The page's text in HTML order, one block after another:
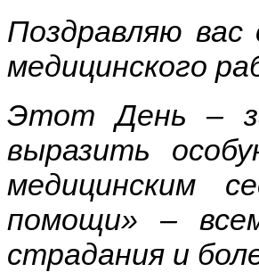
Поздравляю
медицинского
Этот День –
выразить
медицинским
помощи» –
страдания и